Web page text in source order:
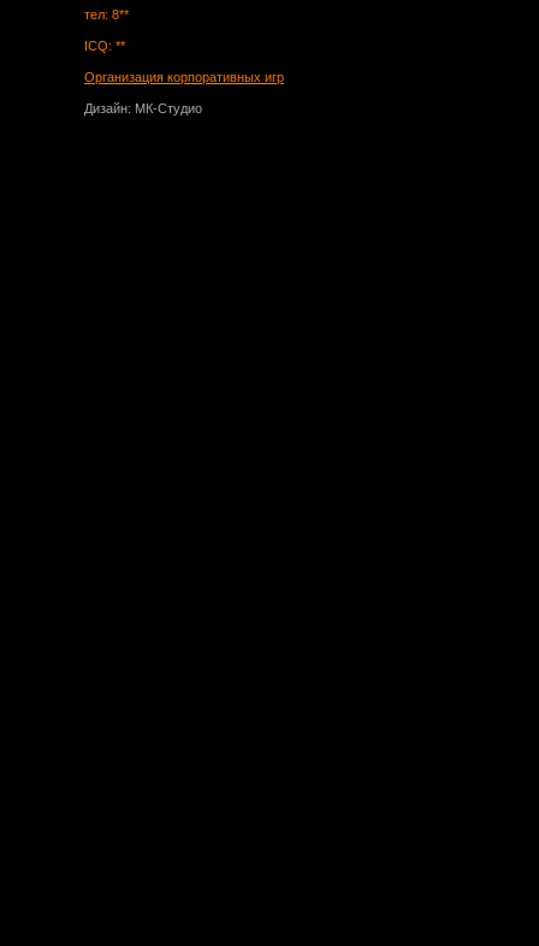
тел: 8**
ICQ: **
Организация корпоративных игр
Дизайн: МК-Студио